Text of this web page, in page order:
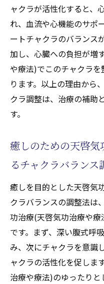
ャクラが活性化すると、
れ、血流や心機能のサポ
ートチャクラのバランス
加し、心臓への負担が増
や療法)でこのチャクラ
ります。以上の理由から
クラ調整は、治療の補助
す。
癒しのための天啓
るチャクラバランス
癒しを目的とした天啓気
クラバランスの調整法は
功治療(天啓気功治療や
です。まず、深い腹式呼
み、次にチャクラを意識
ャクラの活性化を促しま
治療や療法)のゆったり